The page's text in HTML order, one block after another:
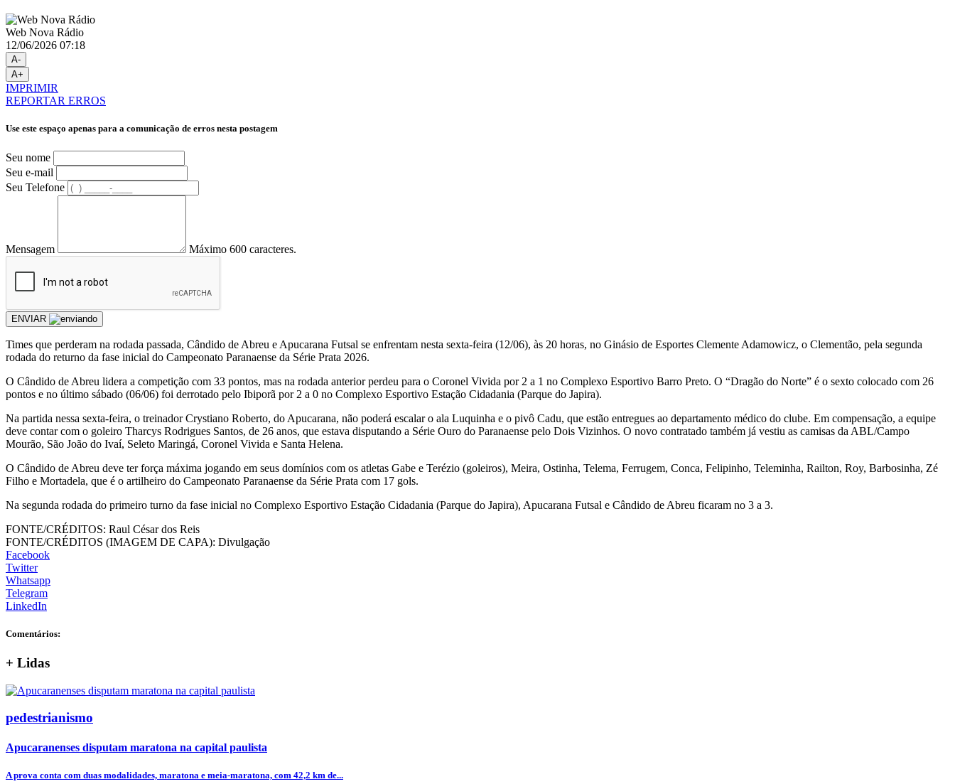
Web Nova Rádio
12/06/2026 07:18
A-
A+
IMPRIMIR
REPORTAR ERROS
Use este espaço apenas para a comunicação de erros nesta postagem
Seu nome
Seu e-mail
Seu Telefone
Mensagem Máximo 600 caracteres.
ENVIAR
Times que perderam na rodada passada, Cândido de Abreu e Apucarana Futsal se enfrentam nesta sexta-feira (12/06), às 20 horas, no Ginásio de Esportes Clemente Adamowicz, o Clementão, pela segunda
rodada do returno da fase inicial do Campeonato Paranaense da Série Prata 2026.
O Cândido de Abreu lidera a competição com 33 pontos, mas na rodada anterior perdeu para o Coronel Vivida por 2 a 1 no Complexo Esportivo Barro Preto. O “Dragão do Norte” é o sexto colocado com 26
pontos e no último sábado (06/06) foi derrotado pelo Ibiporã por 2 a 0 no Complexo Esportivo Estação Cidadania (Parque do Japira).
Na partida nessa sexta-feira, o treinador Crystiano Roberto, do Apucarana, não poderá escalar o ala Luquinha e o pivô Cadu, que estão entregues ao departamento médico do clube. Em compensação, a equipe
deve contar com o goleiro Tharcys Rodrigues Santos, de 26 anos, que estava disputando a Série Ouro do Paranaense pelo Dois Vizinhos. O novo contratado também já vestiu as camisas da ABL/Campo
Mourão, São João do Ivaí, Seleto Maringá, Coronel Vivida e Santa Helena.
O Cândido de Abreu deve ter força máxima jogando em seus domínios com os atletas Gabe e Terézio (goleiros), Meira, Ostinha, Telema, Ferrugem, Conca, Felipinho, Teleminha, Railton, Roy, Barbosinha, Zé
Filho e Mortadela, que é o artilheiro do Campeonato Paranaense da Série Prata com 17 gols.
Na segunda rodada do primeiro turno da fase inicial no Complexo Esportivo Estação Cidadania (Parque do Japira), Apucarana Futsal e Cândido de Abreu ficaram no 3 a 3.
FONTE/CRÉDITOS: Raul César dos Reis
FONTE/CRÉDITOS (IMAGEM DE CAPA): Divulgação
Facebook
Twitter
Whatsapp
Telegram
LinkedIn
Comentários:
+ Lidas
pedestrianismo
Apucaranenses disputam maratona na capital paulista
A prova conta com duas modalidades, maratona e meia-maratona, com 42,2 km de...